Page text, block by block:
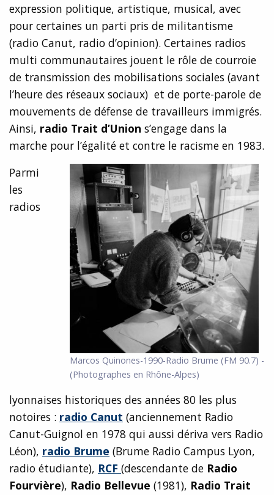
expression politique, artistique, musical, avec
pour certaines un parti pris de militantisme
(radio Canut, radio d’opinion). Certaines radios
multi communautaires jouent le rôle de courroie
de transmission des mobilisations sociales (avant
l’heure des réseaux sociaux) et de porte-parole de
mouvements de défense de travailleurs immigrés.
Ainsi, radio Trait d’Union s’engage dans la
marche pour l’égalité et contre le racisme en 1983.
Marcos Quinones-1990-Radio Brume (FM 90.7) -
(Photographes en Rhône-Alpes)
Parmi
les
radios
lyonnaises historiques des années 80 les plus
notoires : radio Canut (anciennement Radio
Canut-Guignol en 1978 qui aussi dériva vers Radio
Léon), radio Brume (Brume Radio Campus Lyon,
radio étudiante), RCF (descendante de Radio
Fourvière), Radio Bellevue (1981), Radio Trait